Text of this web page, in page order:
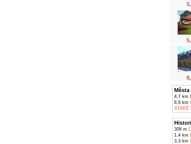
Města
4,7 km
8,6 km
STARÉ
308 m
1,4 km
3,3 km